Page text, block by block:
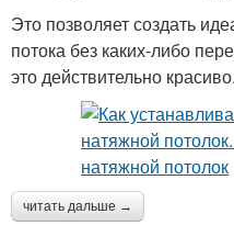
Это позволяет создать
потока без каких-либо
это действительно красиво.
читать дальше →